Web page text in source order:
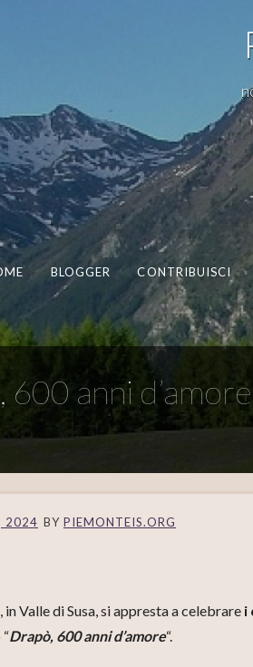
BLOGGER CONTRIBUISCI
600 anni
2024 BY PIEMONTEIS.ORG
, in Valle di Susa, si appresta a celebrare i
Drapò, 600 anni d’amore“.